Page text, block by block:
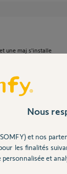
une maj s'installe
Nous
et nos
les finalités
personnalisée et